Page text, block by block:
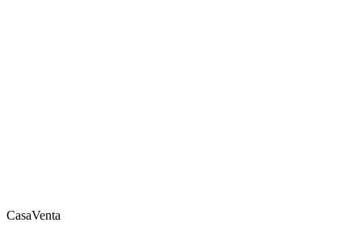
CasaVenta